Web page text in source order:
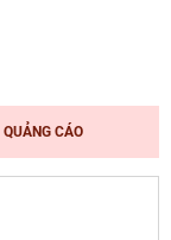
QUẢNG CÁO